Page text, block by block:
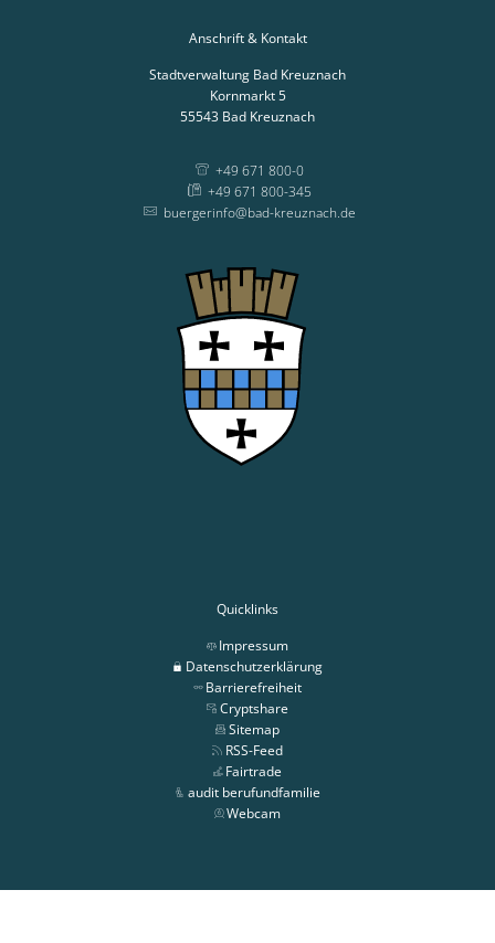
Anschrift & Kontakt
Stadtverwaltung Bad Kreuznach
Kornmarkt 5
55543 Bad Kreuznach
+49 671 800-0
+49 671 800-345
buergerinfo@bad-kreuznach.de
Quicklinks
Impressum
Datenschutzerklärung
Barrierefreiheit
Cryptshare
Sitemap
RSS-Feed
Fairtrade
audit berufundfamilie
Webcam